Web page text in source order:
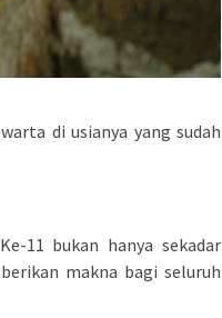
di usianya yang sudah
11 bukan hanya sekadar
makna bagi seluruh